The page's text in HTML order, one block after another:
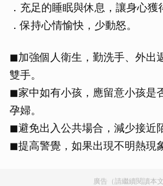
．充足的睡眠與休息，讓身心獲
．保持心情愉快，少動怒。
◼加強個人衛生，勤洗手、外出
雙手。
◼家中如有小孩，應留意小孩是
孕婦。
◼避免出入公共場合，減少接近
◼提高警覺，如果出現不明熱現
廣告（請繼續閱讀本文